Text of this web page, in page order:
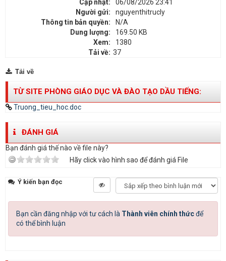
Cập nhật:
06/08/2026 23:41
Người gửi:
nguyenthitrucly
Thông tin bản quyền:
N/A
Dung lượng:
169.50 KB
Xem:
1380
Tải về: 37
Tải về
TỪ SITE PHÒNG GIÁO DỤC VÀ ĐÀO TẠO DẦU TIẾNG:
Truong_tieu_hoc.doc
ĐÁNH GIÁ
Bạn đánh giá thế nào về file này?
Hãy click vào hình sao để đánh giá File
Ý kiến bạn đọc
Bạn cần đăng nhập với tư cách là Thành viên chính thứcđể
có thể bình luận